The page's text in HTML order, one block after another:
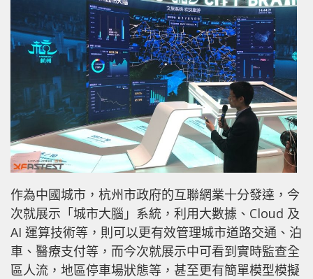
作為中國城市，杭州市政府的互聯網業十分發達，今
次就展示「城市大腦」系統，利用大數據、Cloud 及
AI 運算技術等，則可以更有效管理城市道路交通、泊
車、醫療支付等，而今次就展示中可看到實時監查全
區人流，地區停車場狀態等，甚至更有簡單模型模擬